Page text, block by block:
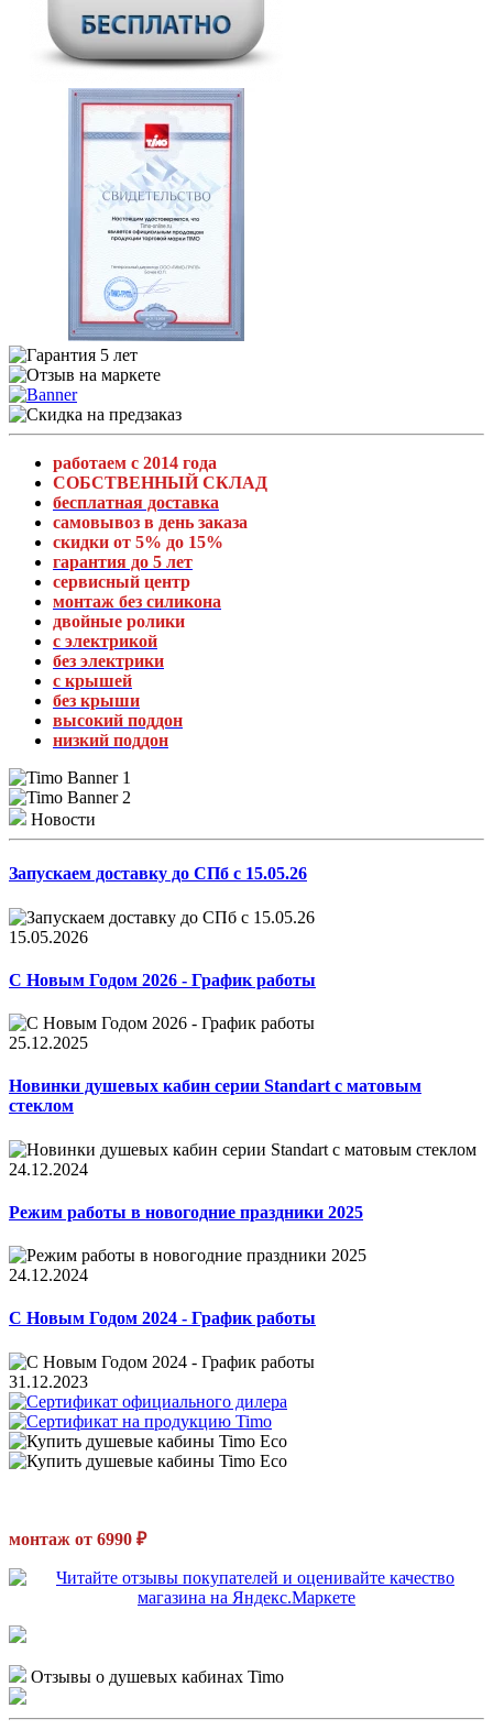
работаем с 2014 года
СОБСТВЕННЫЙ СКЛАД
бесплатная доставка
самовывоз в день заказа
скидки от 5% до 15%
гарантия до 5 лет
сервисный центр
монтаж без силикона
двойные ролики
с электрикой
без электрики
с крышей
без крыши
высокий поддон
низкий поддон
Новости
Запускаем доставку до СПб с 15.05.26
15.05.2026
С Новым Годом 2026 - График работы
25.12.2025
Новинки душевых кабин серии Standart с матовым
стеклом
24.12.2024
Режим работы в новогодние праздники 2025
24.12.2024
С Новым Годом 2024 - График работы
31.12.2023
монтаж от 6990 ₽
Отзывы о душевых кабинах Timo